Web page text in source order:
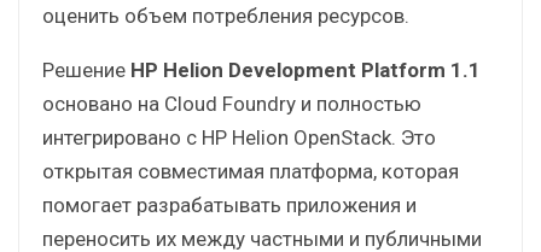
оценить объем потребления ресурсов.
Решение HP Helion Development Platform 1.1
основано на Cloud Foundry и полностью
интегрировано с HP Helion OpenStack. Это
открытая совместимая платформа, которая
помогает разрабатывать приложения и
переносить их между частными и публичными